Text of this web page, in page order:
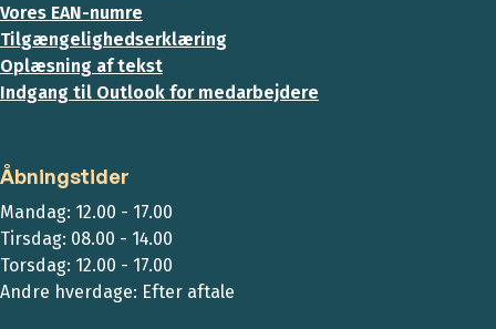
Vores EAN-numre
Tilgængelighedserklæring
Oplæsning af tekst
Indgang til Outlook for medarbejdere
Åbningstider
Mandag: 12.00 - 17.00
Tirsdag: 08.00 - 14.00
Torsdag: 12.00 - 17.00
Andre hverdage: Efter aftale